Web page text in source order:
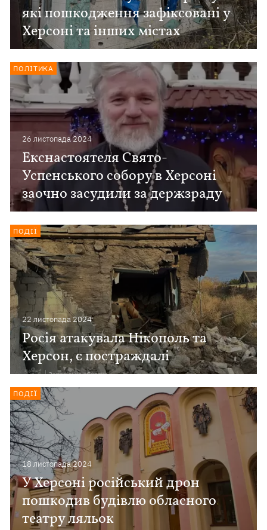
які пошкодження зафіксовані у
Херсоні та інших містах
26 листопада 2024
Екснастоятеля Свято-
Успенського собору в Херсоні
заочно засудили за держзраду
ПОЛІТИКА
22 листопада 2024
Росія атакувала Нікополь та
Херсон, є постраждалі
ПОДІЇ
18 листопада 2024
У Херсоні російський дрон
пошкодив будівлю обласного
театру ляльок
ПОДІЇ